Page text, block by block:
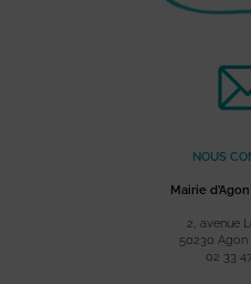
NOUS
Mairie
2, avenue
50230
02 33